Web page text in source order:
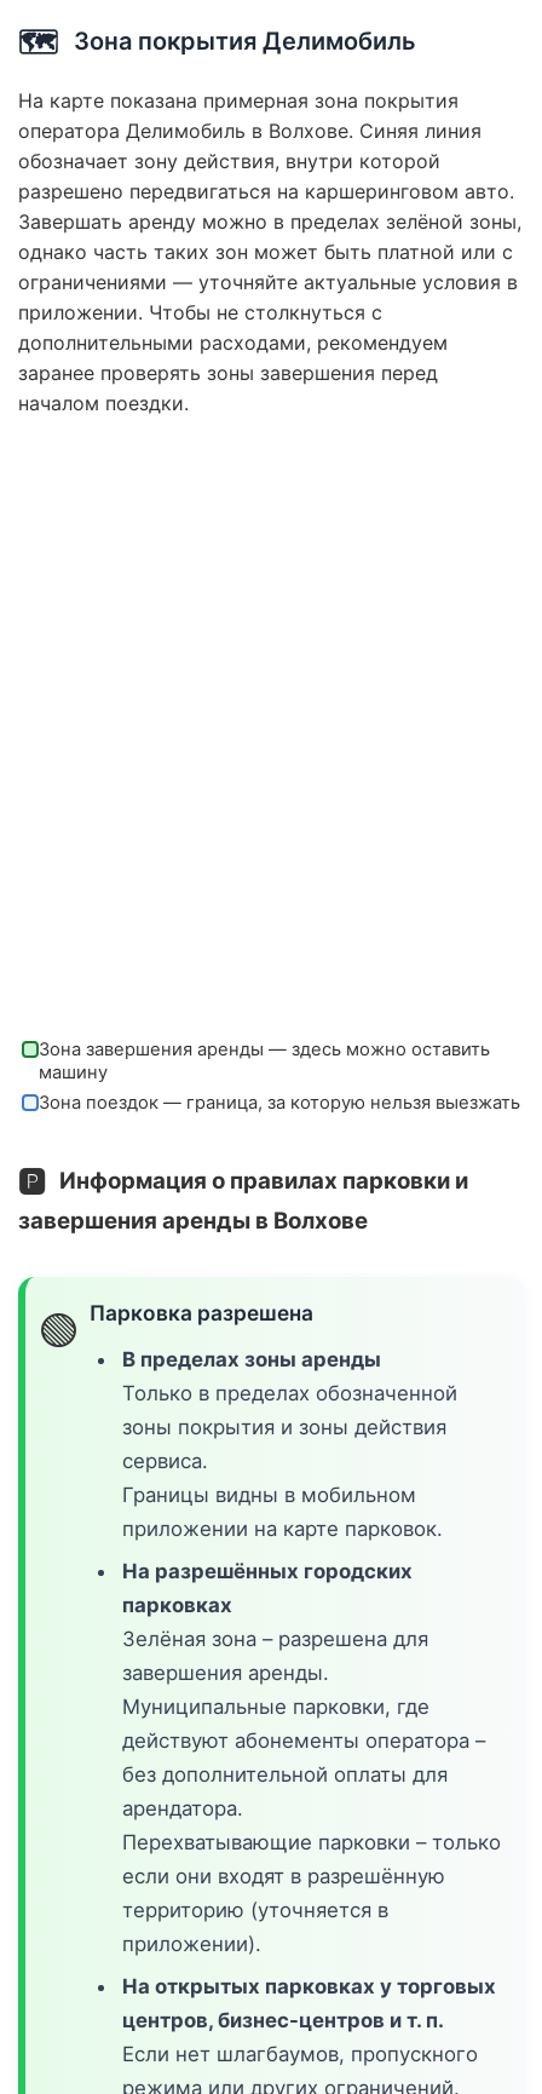
🗺️ Зона покрытия Делимобиль
На карте показана примерная зона покрытия
оператора Делимобиль в Волхове. Синяя линия
обозначает зону действия, внутри которой
разрешено передвигаться на каршеринговом авто.
Завершать аренду можно в пределах зелёной зоны,
однако часть таких зон может быть платной или с
ограничениями — уточняйте актуальные условия в
приложении. Чтобы не столкнуться с
дополнительными расходами, рекомендуем
заранее проверять зоны завершения перед
началом поездки.
Зона завершения аренды — здесь можно оставить
машину
Зона поездок — граница, за которую нельзя выезжать
🅿️ Информация о правилах парковки и
завершения аренды в Волхове
🟢 Парковка разрешена
В пределах зоны аренды
Только в пределах обозначенной
зоны покрытия и зоны действия
сервиса.
Границы видны в мобильном
приложении на карте парковок.
На разрешённых городских
парковках
Зелёная зона – разрешена для
завершения аренды.
Муниципальные парковки, где
действуют абонементы оператора –
без дополнительной оплаты для
арендатора.
Перехватывающие парковки – только
если они входят в разрешённую
территорию (уточняется в
приложении).
На открытых парковках у торговых
центров, бизнес-центров и т. п.
Если нет шлагбаумов, пропускного
режима или других ограничений.